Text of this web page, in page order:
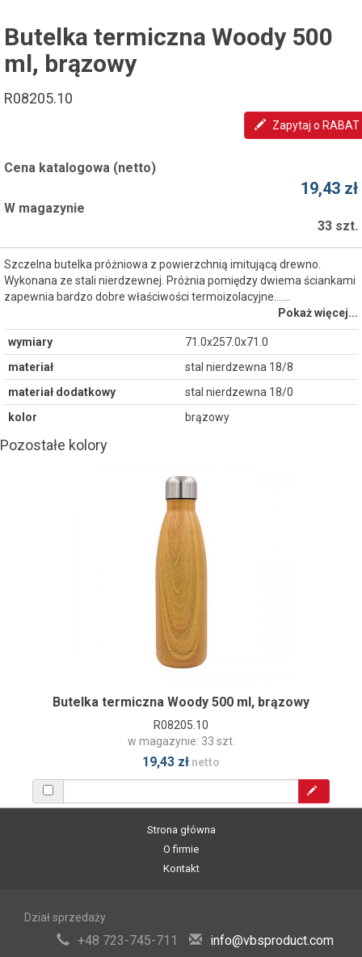
Butelka termiczna Woody 500
ml, brązowy
R08205.10
Zapytaj o RABAT
Cena katalogowa (netto)
19,43 zł
W magazynie
33 szt.
Szczelna butelka próżniowa z powierzchnią imitującą drewno.
Wykonana ze stali nierdzewnej. Próżnia pomiędzy dwiema ściankami
zapewnia bardzo dobre właściwości termoizolacyjne....…
Pokaż więcej...
wymiary
71.0x257.0x71.0
materiał
stal nierdzewna 18/8
materiał dodatkowy
stal nierdzewna 18/0
kolor
brązowy
Pozostałe kolory
Butelka termiczna Woody 500 ml, brązowy
R08205.10
w magazynie: 33 szt.
19,43 zł netto
Strona główna
O firmie
Kontakt
Dział sprzedaży
+48 723-745-711 info@vbsproduct.com